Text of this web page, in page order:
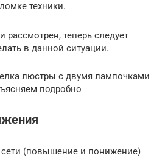
техники.
рассмотрен, теперь следует
в данной ситуации.
люстры с двумя лампочками
подробно
(повышение и понижение)